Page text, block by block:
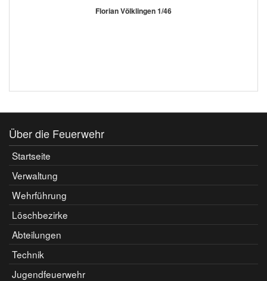
Florian Völklingen 1/46
Über die Feuerwehr
Startseite
Verwaltung
Wehrführung
Löschbezirke
Abteilungen
Technik
Jugendfeuerwehr